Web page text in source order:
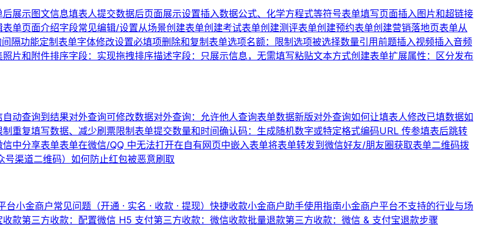
后展示图文信息填表人提交数据后页面展示设置插入数据公式、化学方程式等符号表单填写页面插入图片和超链接
表单页面介绍字段常见编辑/设置从场景创建表单创建考试表单创建测评表单创建预约表单创建营销落地页表单从
隔功能定制 表单字体修改设置必填项删除和复制表单选项名额：限制选项被选择数量引用前题插入视频插入音频
照片和附件排序字段：实现拖拽排序描述字段：只展示信息，无需填写粘贴文本方式创建表单扩展属性：区分发布
动查询到结果对外查询可修改数据对外查询：允许他人查询表单数据新版对外查询如何让填表人修改已填数据如
制重复填写数据、减少刷票限制表单提交数量和时间确认码：生成随机数字或特定格式编码URL 传参填表后跳转
信中分享表单表单在微信/QQ 中无法打开在自有网页中嵌入表单将表单转发到微信好友/朋友圈获取表单二维码拨
渠道二维码） 如何防止红包被恶意刷取
台小金商户常见问题（开通 · 实名 · 收款 · 提现） 快捷收款小金商户助手使用指南小金商户平台不支持的行业与场
收款第三方收款：配置微信 H5 支付第三方收款：微信收款批量退款第三方收款：微信 & 支付宝退款步骤